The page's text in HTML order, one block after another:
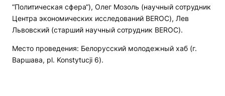
“Политическая сфера“), Олег Мозоль (научный сотрудник
Центра экономических исследований BEROC), Лев
Львовский (старший научный сотрудник BEROC).
Место проведения: Белорусский молодежный хаб (г.
Варшава, pl. Konstytucji 6).